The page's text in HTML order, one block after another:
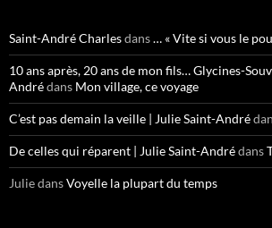
Saint-André Charlesdans… « Vite si vous le
10 ans après, 20 ans de mon fils… Glycines-
Andrédans Mon village, ce voyage
C’est pas demain la veille | Julie Saint-André
De celles qui réparent | Julie Saint-Andrédans
JuliedansVoyelle la plupart du temps